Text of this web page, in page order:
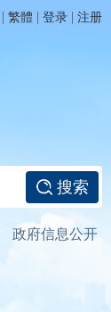
| 繁體 | 登录 | 注册
搜索
政府信息公开